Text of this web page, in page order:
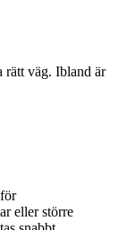
rätt väg. Ibland är
eller större